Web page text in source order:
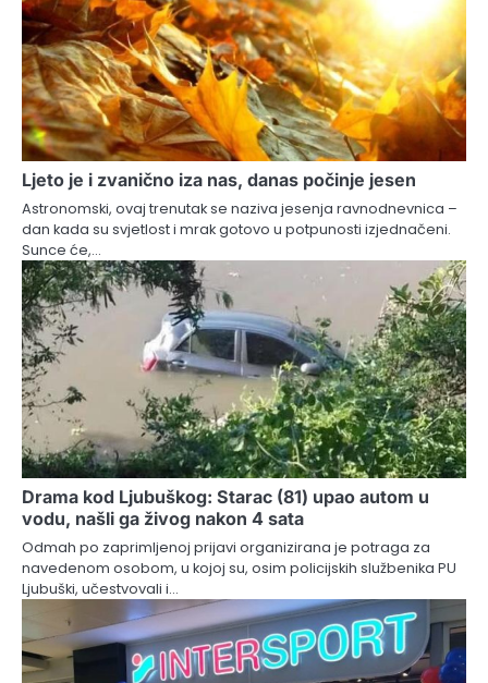
Ljeto je i zvanično iza nas, danas počinje jesen
Astronomski, ovaj trenutak se naziva jesenja ravnodnevnica –
dan kada su svjetlost i mrak gotovo u potpunosti izjednačeni.
Sunce će,…
Drama kod Ljubuškog: Starac (81) upao autom u
vodu, našli ga živog nakon 4 sata
Odmah po zaprimljenoj prijavi organizirana je potraga za
navedenom osobom, u kojoj su, osim policijskih službenika PU
Ljubuški, učestvovali i…